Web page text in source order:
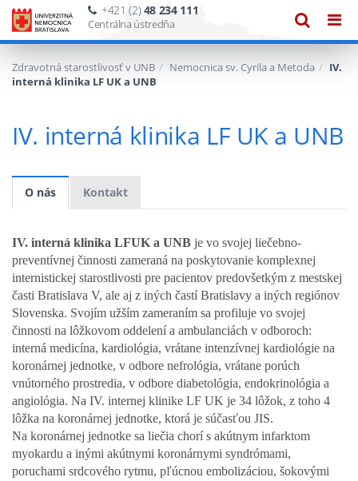
+421 (2)48 234 111
Centrálna ústredňa
Zdravotná starostlivosť v UNB Nemocnica sv. Cyrila a Metoda
IV.
interná klinika LF UK a UNB
IV. interná klinika LF UK a UNB
O nás Kontakt
IV. interná klinika LFUK a UNB je vo svojej liečebno-
preventívnej činnosti zameraná na poskytovanie komplexnej
internistickej starostlivosti pre pacientov predovšetkým z mestskej
časti Bratislava V, ale aj z iných častí Bratislavy a iných regiónov
Slovenska. Svojím užším zameraním sa profiluje vo svojej
činnosti na lôžkovom oddelení a ambulanciách v odboroch:
interná medicína, kardiológia, vrátane intenzívnej kardiológie na
koronárnej jednotke, v odbore nefrológia, vrátane porúch
vnútorného prostredia, v odbore diabetológia, endokrinológia a
angiológia. Na IV. internej klinike LF UK je 34 lôžok, z toho 4
lôžka na koronárnej jednotke, ktorá je súčasťou JIS.
Na koronárnej jednotke sa liečia chorí s akútnym infarktom
myokardu a inými akútnymi koronárnymi syndrómami,
poruchami srdcového rytmu, pľúcnou embolizáciou, šokovými